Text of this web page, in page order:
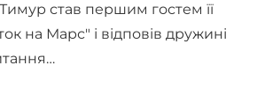
став першим гостем її
на Марс" і відповів дружині